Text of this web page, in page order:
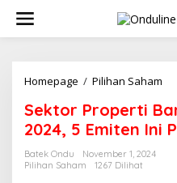
konten
Homepage / Pilihan Saham
di
Sektor Properti
2024, 5 Emiten Ini
Batek Ondu
November 1, 2024
Pilihan Saham
1267 Dilihat